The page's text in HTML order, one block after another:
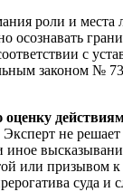
роли и места
осознавать
с
законом №
Эксперт не
иное
или призывом к
суда и